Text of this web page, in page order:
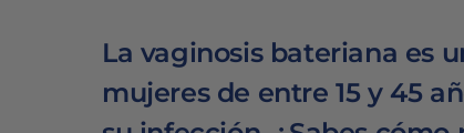
La vaginosis bateriana es
mujeres de entre 15 y 45